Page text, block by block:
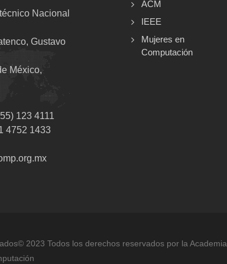
Nacional
Gustavo
México,
123 4111
4752 1433
ACM
IEEE
Mujeres en
Computación
2023 Todos los derechos reservados por la Academia